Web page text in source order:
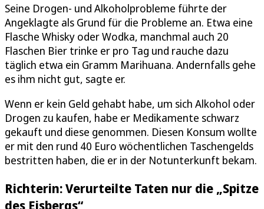
Seine Drogen- und Alkoholprobleme führte der
Angeklagte als Grund für die Probleme an. Etwa eine
Flasche Whisky oder Wodka, manchmal auch 20
Flaschen Bier trinke er pro Tag und rauche dazu
täglich etwa ein Gramm Marihuana. Andernfalls gehe
es ihm nicht gut, sagte er.
Wenn er kein Geld gehabt habe, um sich Alkohol oder
Drogen zu kaufen, habe er Medikamente schwarz
gekauft und diese genommen. Diesen Konsum wollte
er mit den rund 40 Euro wöchentlichen Taschengelds
bestritten haben, die er in der Notunterkunft bekam.
Richterin: Verurteilte Taten nur die „Spitze
des Eisbergs“